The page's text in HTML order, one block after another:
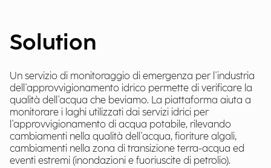
Solution
Un servizio di monitoraggio di emergenza per l'industria
dell'approvvigionamento idrico permette di verificare la
qualità dell'acqua che beviamo. La piattaforma aiuta a
monitorare i laghi utilizzati dai servizi idrici per
l'approvvigionamento di acqua potabile, rilevando
cambiamenti nella qualità dell'acqua, fioriture algali,
cambiamenti nella zona di transizione terra-acqua ed
eventi estremi (inondazioni e fuoriuscite di petrolio).